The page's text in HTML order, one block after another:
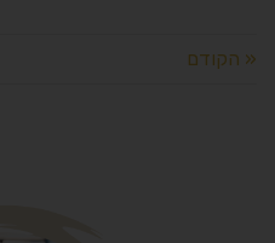
« הקודם